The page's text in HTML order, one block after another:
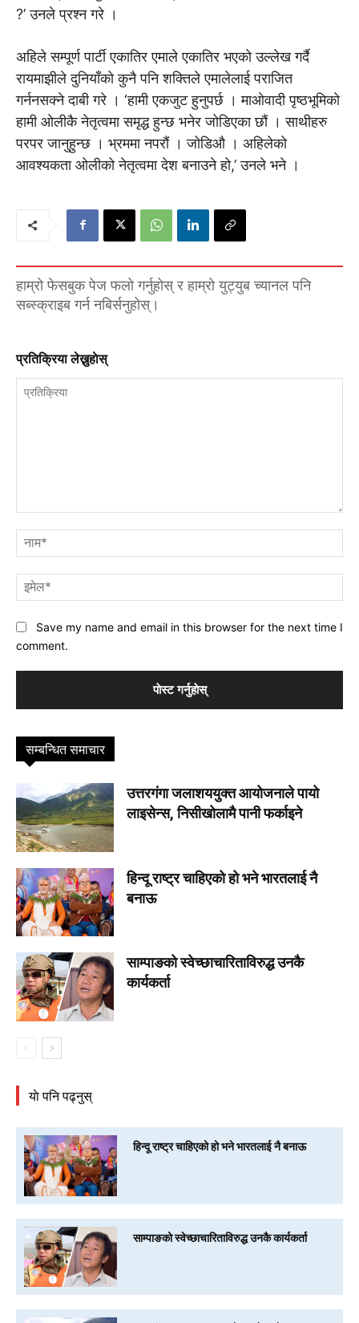
?’ उनले प्रश्न गरे ।
अहिले सम्पूर्ण पार्टी एकातिर एमाले एकातिर भएको उल्लेख गर्दै
रायमाझीले दुनियाँको कुनै पनि शक्तिले एमालेलाई पराजित
गर्ननसक्ने दाबी गरे । ‘हामी एकजुट हुनुपर्छ । माओवादी पृष्ठभूमिको
हामी ओलीकै नेतृत्वमा समृद्ध हुन्छ भनेर जोडिएका छौं । साथीहरु
परपर जानुहुन्छ । भ्रममा नपरौं । जोडिऔ । अहिलेको
आवश्यकता ओलीको नेतृत्वमा देश बनाउने हो,’ उनले भने ।
हाम्रो फेसबुक पेज फलो गर्नुहोस् र हाम्रो युट्युब च्यानल पनि
सब्स्क्राइब गर्न नबिर्सनुहोस्।
प्रतिक्रिया लेख्नुहाेस्
Save my name and email in this browser for the next time I
comment.
सम्बन्धित समाचार
उत्तरगंगा जलाशययुक्त आयोजनाले पायो
लाइसेन्स, निसीखोलामै पानी फर्काइने
हिन्दू राष्ट्र चाहिएको हो भने भारतलाई नै
बनाऊ
साम्पाङको स्वेच्छाचारिताविरुद्ध उनकै
कार्यकर्ता
याे पनि पढ्नुस्
हिन्दू राष्ट्र चाहिएको हो भने भारतलाई नै बनाऊ
साम्पाङको स्वेच्छाचारिताविरुद्ध उनकै कार्यकर्ता